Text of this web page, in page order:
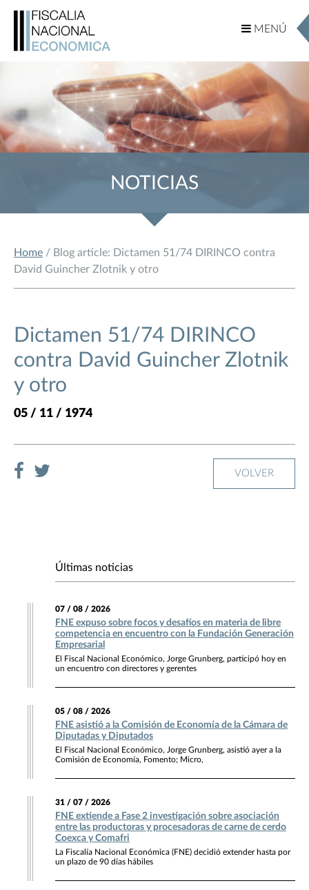
MENÚ
MENÚ
NOTICIAS
Home / Blog article: Dictamen 51/74 DIRINCO contra
David Guincher Zlotnik y otro
Dictamen 51/74 DIRINCO
contra David Guincher Zlotnik
y otro
05 / 11 / 1974
VOLVER
Últimas noticias
07 / 08 / 2026
FNE expuso sobre focos y desafíos en materia de libre
competencia en encuentro con la Fundación Generación
Empresarial
El Fiscal Nacional Económico, Jorge Grunberg, participó hoy en
un encuentro con directores y gerentes
05 / 08 / 2026
FNE asistió a la Comisión de Economía de la Cámara de
Diputadas y Diputados
El Fiscal Nacional Económico, Jorge Grunberg, asistió ayer a la
Comisión de Economía, Fomento; Micro,
31 / 07 / 2026
FNE extiende a Fase 2 investigación sobre asociación
entre las productoras y procesadoras de carne de cerdo
Coexca y Comafri
La Fiscalía Nacional Económica (FNE) decidió extender hasta por
un plazo de 90 días hábiles